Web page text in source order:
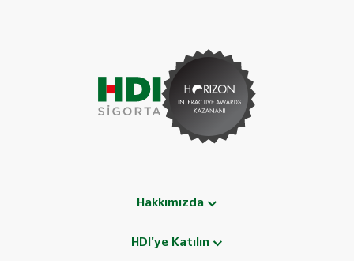
Hakkımızda
HDI'ye Katılın